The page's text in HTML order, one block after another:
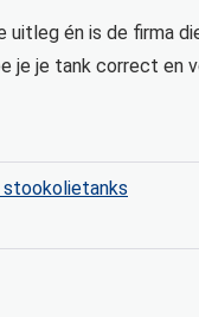
uitleg én is de firma
je je tank correct en
stookolietanks